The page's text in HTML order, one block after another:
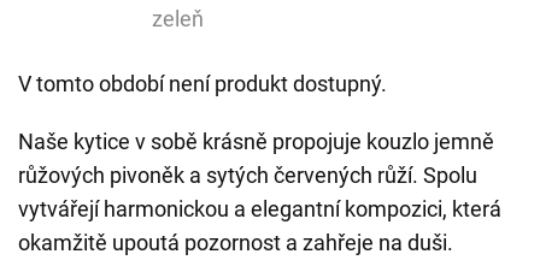
zeleň
V tomto období není produkt dostupný.
Naše kytice v sobě krásně propojuje kouzlo jemně
růžových pivoněk a sytých červených růží. Spolu
vytvářejí harmonickou a elegantní kompozici, která
okamžitě upoutá pozornost a zahřeje na duši.